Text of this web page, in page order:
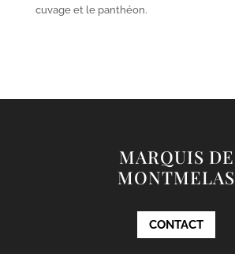
cuvage et le panthéon.
MARQUIS DE
MONTMELAS
CONTACT